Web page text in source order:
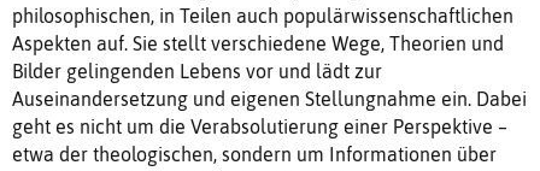
philosophischen, in Teilen auch populärwissenschaftlichen
Aspekten auf. Sie stellt verschiedene Wege, Theorien und
Bilder gelingenden Lebens vor und lädt zur
Auseinandersetzung und eigenen Stellungnahme ein. Dabei
geht es nicht um die Verabsolutierung einer Perspektive –
etwa der theologischen, sondern um Informationen über